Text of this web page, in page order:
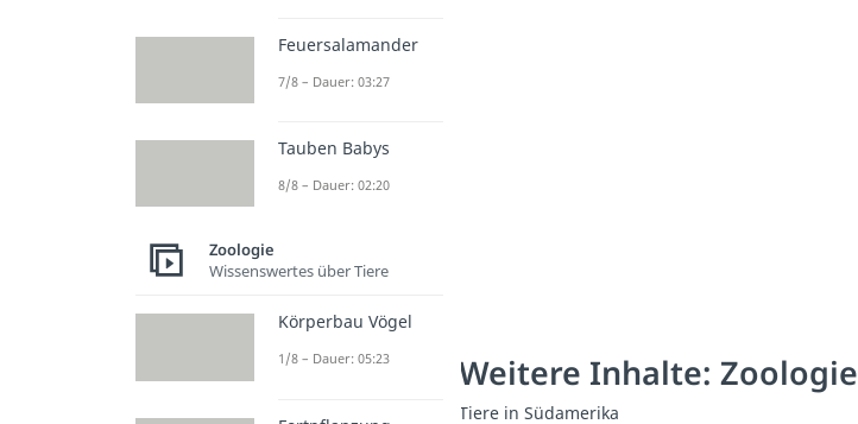
Weitere Inhalte: Zoologie
Tiere in Südamerika
Feuersalamander
7/8 – Dauer: 03:27
Tauben Babys
8/8 – Dauer: 02:20
Zoologie
Wissenswertes über Tiere
Körperbau Vögel
1/8 – Dauer: 05:23